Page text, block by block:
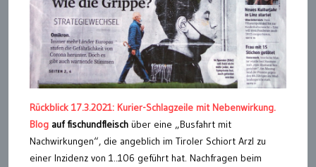
Rückblick 17.3.2021: Kurier-Schlagzeile mit Nebenwirkung.
Blog auf fischundfleisch über eine „Busfahrt mit
Nachwirkungen“, die angeblich im Tiroler Schiort Arzl zu
einer Inzidenz von 1..106 geführt hat. Nachfragen beim